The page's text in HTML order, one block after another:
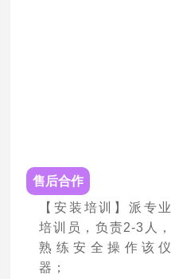
售后合作
【安装培训】派专业
培训员，负责2-3人，
熟练安全操作该仪
器；